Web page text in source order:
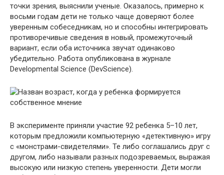
точки зрения, выяснили ученые. Оказалось, примерно к
восьми годам дети не только чаще доверяют более
уверенным собеседникам, но и способны интегрировать
противоречивые сведения в новый, промежуточный
вариант, если оба источника звучат одинаково
убедительно. Работа опубликована в журнале
Developmental Science (DevScience).
В эксперименте приняли участие 92 ребенка 5–10 лет,
которым предложили компьютерную «детективную» игру
с «монстрами-свидетелями». Те либо соглашались друг с
другом, либо называли разных подозреваемых, выражая
высокую или низкую степень уверенности. Дети могли